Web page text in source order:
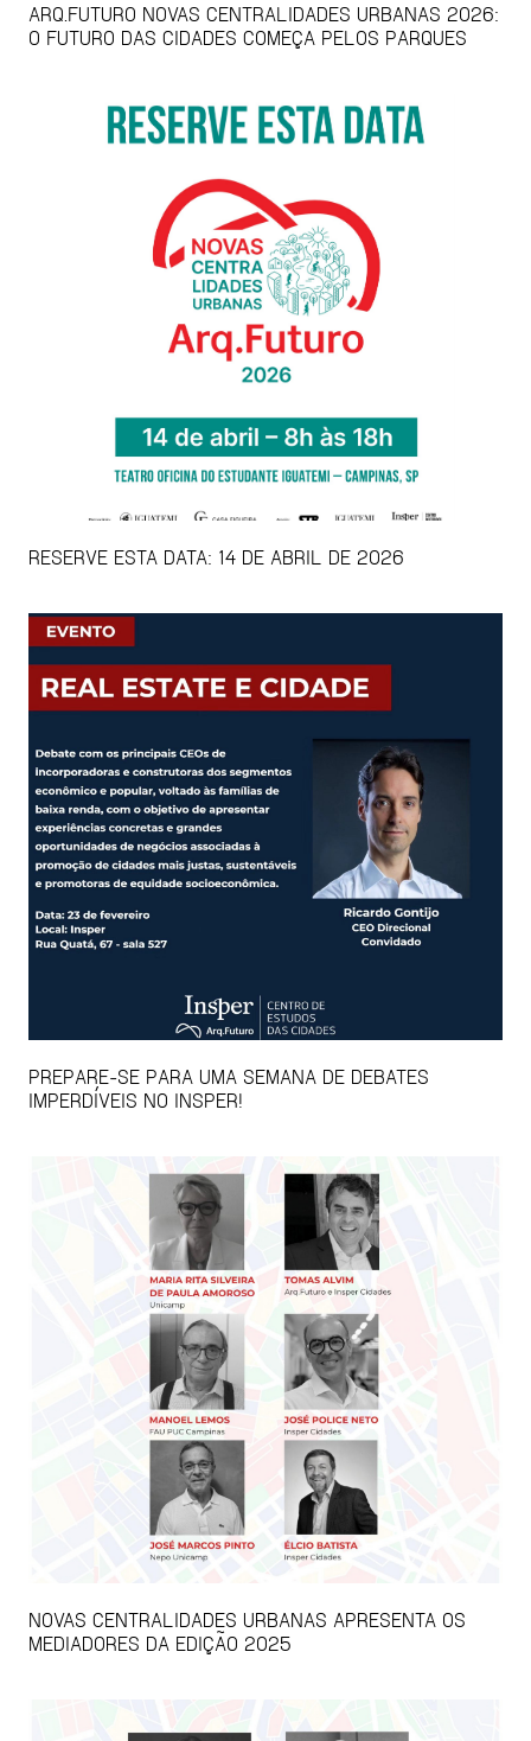
ARQ.FUTURO NOVAS CENTRALIDADES URBANAS 2026:
O FUTURO DAS CIDADES COMEÇA PELOS PARQUES
RESERVE ESTA DATA: 14 DE ABRIL DE 2026
PREPARE-SE PARA UMA SEMANA DE DEBATES
IMPERDÍVEIS NO INSPER!
NOVAS CENTRALIDADES URBANAS APRESENTA OS
MEDIADORES DA EDIÇÃO 2025